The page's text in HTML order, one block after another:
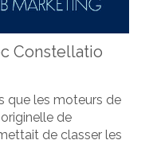
Constellatio
que les moteurs de
de
de classer les